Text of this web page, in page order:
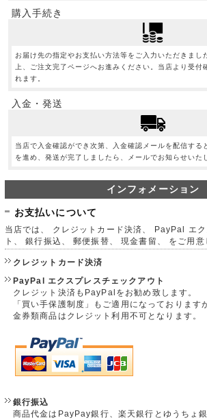
購入手続き
お届け先の指定やお支払い方法等をご入力いただきまし
上、ご注文完了ページへお進みください。当店より受付
れます。
入金・発送
当店で入金確認ができ次第、入金確認メールを配信する
を進め、発送が完了しましたら、メールでお知らせいた
インフォメーション
お支払いについて
当店では、 クレジットカード決済、 PayPal エ
ト、 銀行振込、 郵便振替、 現金書留、 をご用意
クレジットカード決済
PayPal エクスプレスチェックアウト
クレジット決済もPayPalをお勧め致します。
「買い手保護制度」もご適用になっております
金券類商品はクレジット利用不可となります。
銀行振込
商品代金はPayPay銀行、楽天銀行とゆうちょ